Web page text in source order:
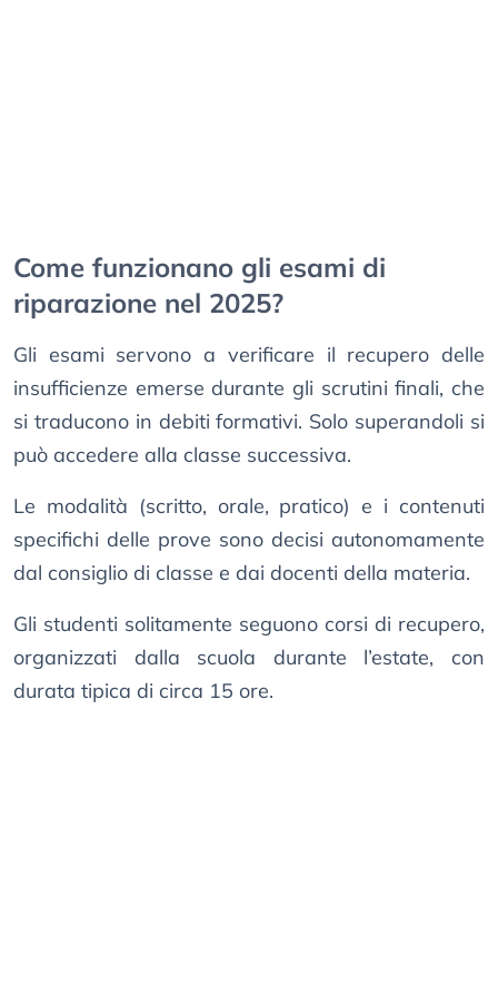
Come funzionano gli esami di
riparazione nel 2025?
Gli esami servono a verificare il recupero delle
insufficienze emerse durante gli scrutini finali, che
si traducono in debiti formativi. Solo superandoli si
può accedere alla classe successiva.
Le modalità (scritto, orale, pratico) e i contenuti
specifichi delle prove sono decisi autonomamente
dal consiglio di classe e dai docenti della materia.
Gli studenti solitamente seguono corsi di recupero,
organizzati dalla scuola durante l’estate, con
durata tipica di circa 15 ore.